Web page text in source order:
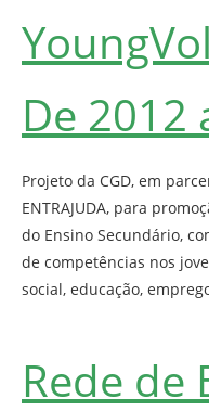
De 2012
Projeto da CGD, em
ENTRAJUDA, para
do Ensino Secundário,
de competências nos
social, educação,
Rede de